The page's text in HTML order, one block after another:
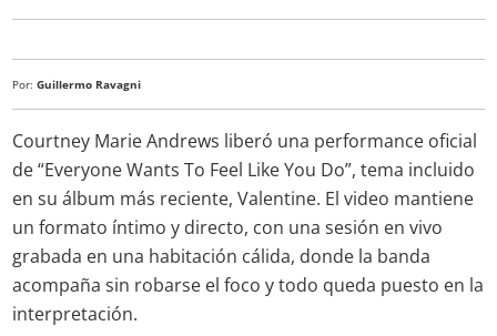
Por: Guillermo Ravagni
Courtney Marie Andrews liberó una performance oficial
de “Everyone Wants To Feel Like You Do”, tema incluido
en su álbum más reciente, Valentine. El video mantiene
un formato íntimo y directo, con una sesión en vivo
grabada en una habitación cálida, donde la banda
acompaña sin robarse el foco y todo queda puesto en la
interpretación.